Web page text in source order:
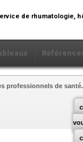
de rhumatologie,
professionnels de santé.